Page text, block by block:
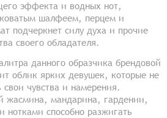
эффекта и водных нот,
шалфеем, перцем и
подчеркнет силу духа и прочие
своего обладателя.
данного образчика брендовой
облик ярких девушек, которые не
чувства и намерения.
жасмина, мандарина, гардении,
нотками способно разжигать